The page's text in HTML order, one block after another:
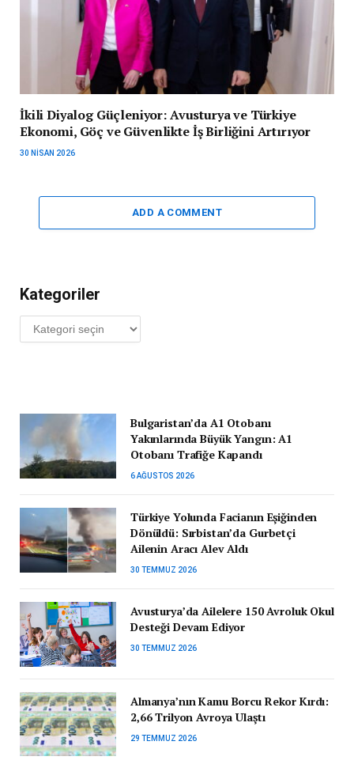
İkili Diyalog Güçleniyor: Avusturya ve Türkiye
Ekonomi, Göç ve Güvenlikte İş Birliğini Artırıyor
30 NISAN 2026
ADD A COMMENT
Kategoriler
Kategoriler
Bulgaristan’da A1 Otobanı
Yakınlarında Büyük Yangın: A1
Otobanı Trafiğe Kapandı
6 AĞUSTOS 2026
Türkiye Yolunda Facianın Eşiğinden
Dönüldü: Sırbistan’da Gurbetçi
Ailenin Aracı Alev Aldı
30 TEMMUZ 2026
Avusturya’da Ailelere 150 Avroluk Okul
Desteği Devam Ediyor
30 TEMMUZ 2026
Almanya’nın Kamu Borcu Rekor Kırdı:
2,66 Trilyon Avroya Ulaştı
29 TEMMUZ 2026